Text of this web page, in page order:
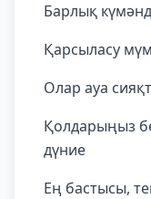
Барлық
Қарсыласу
Олар ауа
Қолдарыңыз
дүние
Ең бастысы,